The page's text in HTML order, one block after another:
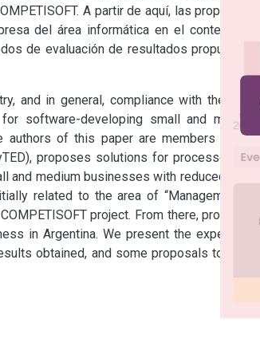
A partir de aquí, las propuestas
del área informática en el contexto de
de evaluación de resultados propuestos,
and in general, compliance with the most
software-developing small and medium
authors of this paper are members (in the
proposes solutions for processes and
medium businesses with reduced staff.
related to the area of “Management of
project. From there, proposals
in Argentina. We present the experience
obtained, and some proposals to move